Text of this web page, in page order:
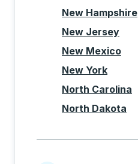
New Hampshire
New Jersey
New Mexico
New York
North Carolina
North Dakota